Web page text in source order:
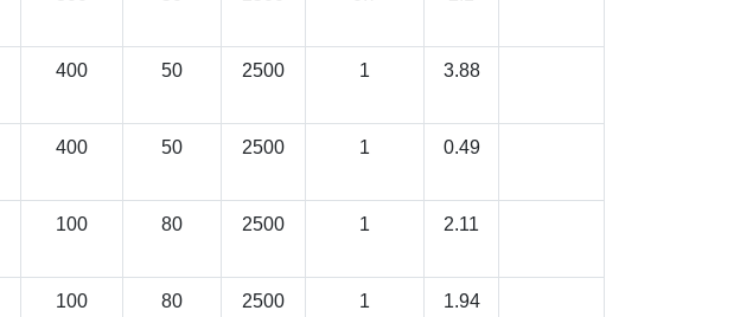
400 50 2500 1 3.88
400 50 2500 1 0.49
100 80 2500 1 2.11
100 80 2500 1 1.94